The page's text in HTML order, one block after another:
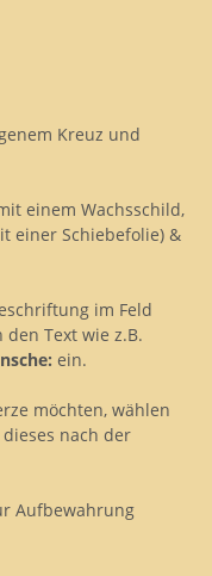
Kreuz und
einem Wachsschild,
einer Schiebefolie) &
im Feld
Text wie z.B.
ein.
möchten, wählen
nach der
Aufbewahrung